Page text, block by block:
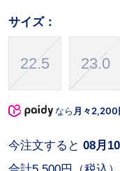
サイズ：
22.5 23.0
なら 月々2,200
今注文すると 08月